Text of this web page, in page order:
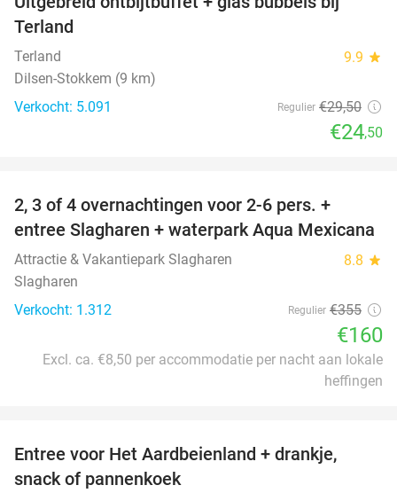
Terland
Terland 9.9 star
Dilsen-Stokkem (9 km)
Verkocht: 5.091
Regulier €29,50
€24,50
2, 3 of 4 overnachtingen voor 2-6 pers. +
entree Slagharen + waterpark Aqua Mexicana
Attractie & Vakantiepark Slagharen 8.8 star
Slagharen
Verkocht: 1.312
Regulier €355
€160
Excl. ca. €8,50 per accommodatie per nacht aan lokale
heffingen
Entree voor Het Aardbeienland + drankje,
snack of pannenkoek